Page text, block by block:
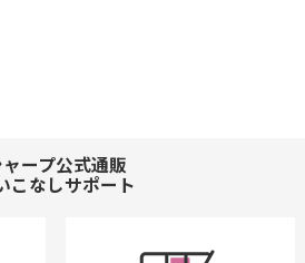
ープ公式通販
こなしサポート